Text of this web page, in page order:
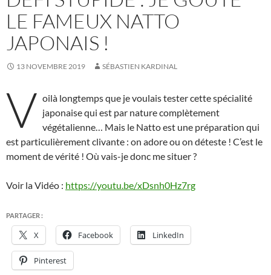
LE FAMEUX NATTO
JAPONAIS !
13 NOVEMBRE 2019 SÉBASTIEN KARDINAL
V oilà longtemps que je voulais tester cette spécialité
japonaise qui est par nature complètement
végétalienne… Mais le Natto est une préparation qui
est particulièrement clivante : on adore ou on déteste ! C’est le
moment de vérité ! Où vais-je donc me situer ?
Voir la Vidéo : https://youtu.be/xDsnh0Hz7rg
PARTAGER :
X Facebook LinkedIn
Pinterest